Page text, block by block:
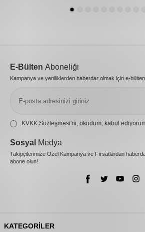
E-Bülten Aboneliği
Kampanya ve yeniliklerden haberdar olmak için e-
KVKK Sözleşmesi'ni, okudum, kabul
Sosyal Medya
Takipçilerimize Özel Kampanya ve Fırsatlardan
abone olun!
KATEGORILER